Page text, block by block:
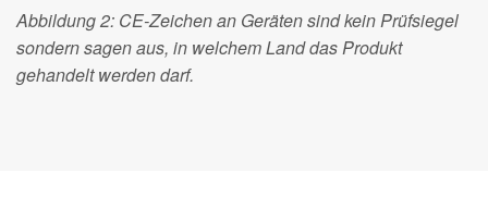
Abbildung 2: CE-Zeichen an Geräten sind kein Prüfsiegel
sondern sagen aus, in welchem Land das Produkt
gehandelt werden darf.